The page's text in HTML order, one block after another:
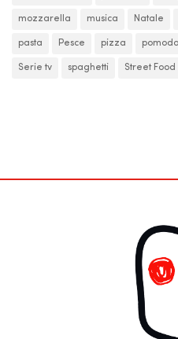
mozzarella musica Natale
pasta Pesce pizza
Serie tv spaghetti Street Food